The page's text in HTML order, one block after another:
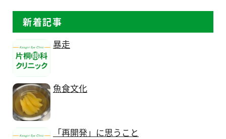
新着記事
暴走
魚食文化
「再開発」に思うこと